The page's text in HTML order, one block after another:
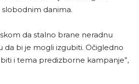
danima.
da stalno brane neradnu
da bi je mogli izgubiti. Očigledno
i tema predizborne kampanje”,